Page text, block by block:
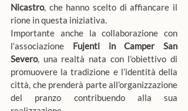
Nicastro, che hanno scelto di affiancare il
rione in questa iniziativa.
Importante anche la collaborazione con
l’associazione Fujenti in Camper San
Severo, una realtà nata con l’obiettivo di
promuovere la tradizione e l’identità della
città, che prenderà parte all’organizzazione
del pranzo contribuendo alla sua